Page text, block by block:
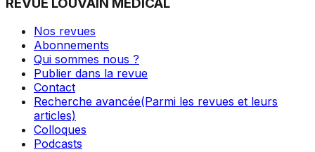
Nos revues
Abonnements
Qui sommes nous ?
Publier dans la revue
Contact
Recherche avancée(Parmi les revues et leurs
articles)
Colloques
Podcasts